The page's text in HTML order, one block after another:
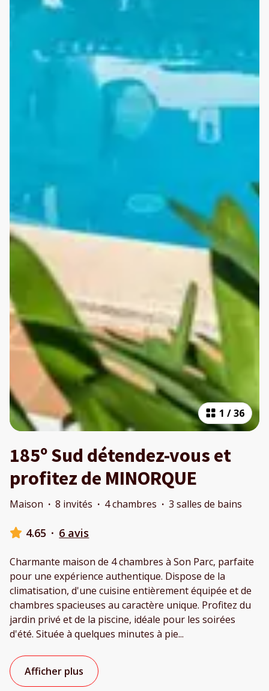
1 /36
185º Sud détendez-vous et
profitez de MINORQUE
Maison · 8 invités · 4 chambres · 3 salles de bains
4.65 · 6 avis
Charmante maison de 4 chambres à Son Parc, parfaite
pour une expérience authentique. Dispose de la
climatisation, d'une cuisine entièrement équipée et de
chambres spacieuses au caractère unique. Profitez du
jardin privé et de la piscine, idéale pour les soirées
d'été. Située à quelques minutes à pie...
Afficher plus